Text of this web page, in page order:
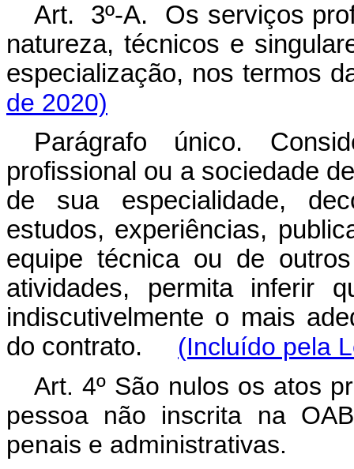
Art. 3º-A. Os serviços
natureza, técnicos e
especialização, nos
de 2020)
Parágrafo único.
profissional ou a sociedade
de sua especialidade,
estudos, experiências,
equipe técnica ou de
atividades, permita inferir
indiscutivelmente o mais
do contrato. (Incluído pela
Art. 4º São nulos os atos
pessoa não inscrita na
penais e administrativas.